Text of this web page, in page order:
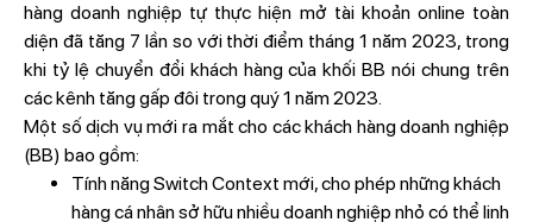
hàng doanh nghiệp tự thực hiện mở tài khoản online toàn
diện đã tăng 7 lần so với thời điểm tháng 1 năm 2023, trong
khi tỷ lệ chuyển đổi khách hàng của khối BB nói chung trên
các kênh tăng gấp đôi trong quý 1 năm 2023.
Một số dịch vụ mới ra mắt cho các khách hàng doanh nghiệp
(BB) bao gồm:
Tính năng Switch Context mới, cho phép những khách
hàng cá nhân sở hữu nhiều doanh nghiệp nhỏ có thể linh